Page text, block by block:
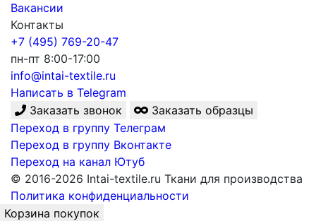
Вакансии
Контакты
+7 (495) 769-20-47
пн-пт 8:00-17:00
info@intai-textile.ru
Написать в Telegram
Заказать звонок
Заказать образцы
Переход в группу Телеграм
Переход в группу Вконтакте
Переход на канал Ютуб
© 2016-2026 Intai-textile.ru Ткани для производства
Политика конфиденциальности
Корзина покупок